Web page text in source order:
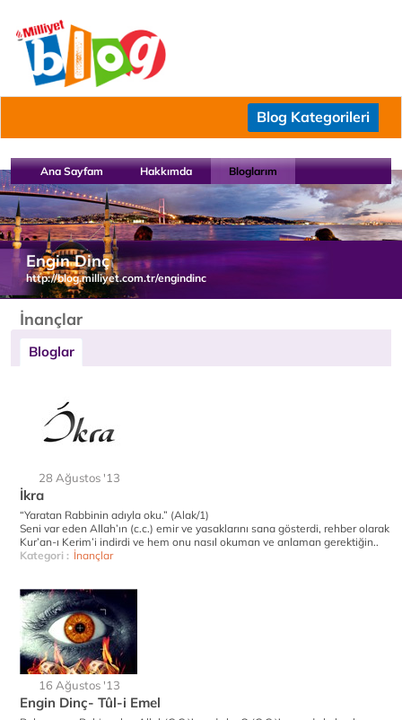
Blog Kategorileri
Ana Sayfam Hakkımda Bloglarım
Engin Dinç
http://blog.milliyet.com.tr/engindinc
İnançlar
Bloglar
28 Ağustos '13
İkra
“Yaratan Rabbinin adıyla oku.” (Alak/1)
Seni var eden Allah’ın (c.c.) emir ve yasaklarını sana gösterdi, rehber olarak
Kur’an-ı Kerim’i indirdi ve hem onu nasıl okuman ve anlaman gerektiğin..
Kategori : İnançlar
16 Ağustos '13
Engin Dinç- Tûl-i Emel